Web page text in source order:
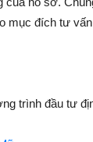
mục đích tư
trình đầu tư